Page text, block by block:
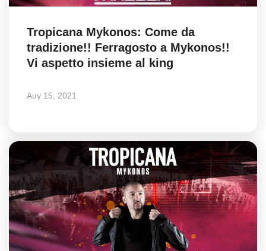
Style Adorés
Mykonos Ticker TV
Sport
Sustainability
Tropicana Mykonos: Come da
tradizione!! Ferragosto a Mykonos!!
Vi aspetto insieme al king
Αυγ 15, 2021